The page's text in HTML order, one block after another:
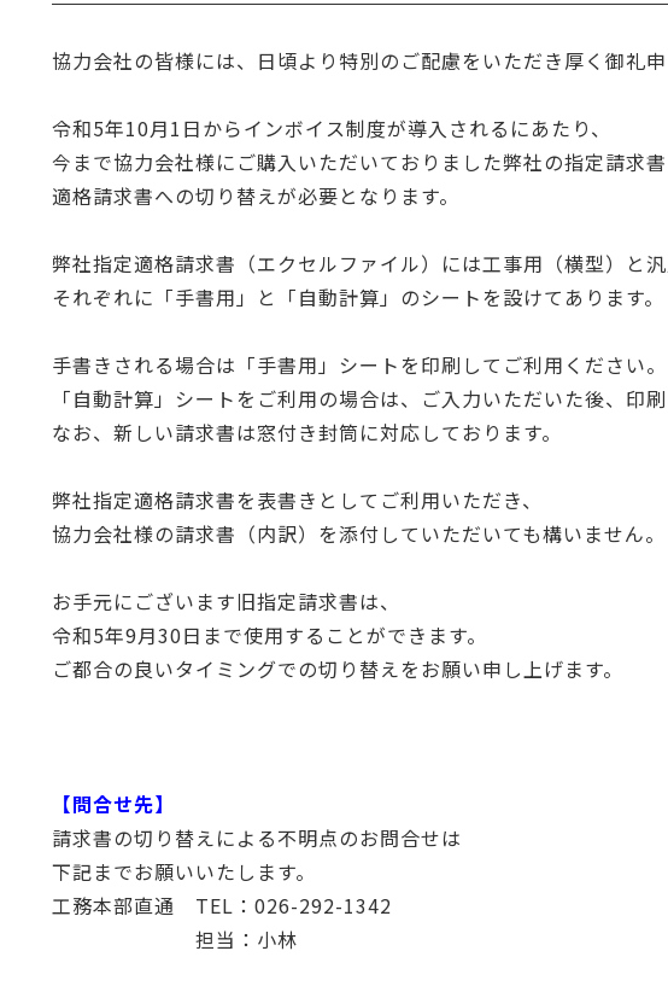
協力会社の皆様には、日頃より特別のご配慮をいただき厚く御礼
令和5年10月1 日からインボイス制度が導入されるにあたり、
今まで協力会社様にご購入いただいておりました弊社の指定請求
適格請求書への切り替えが必要となります。
弊社指定適格請求書（エクセルファイル）には工事用（横型）と
それぞれに「手書用」と「自動計算」のシートを設けてあります。
手書きされる場合は「手書用」シートを印刷してご利用ください。
「自動計算」シートをご利用の場合は、ご入力いただいた後、印
なお、新しい請求書は窓付き封筒に対応しております。
弊社指定適格請求書を表書きとしてご利用いただき、
協力会社様の請求書（内訳）を添付していただいても構いません。
お手元にございます旧指定請求書は、
令和5年9月30日まで使用することができます。
ご都合の良いタイミングでの切り替えをお願い申し上げます。
【問合せ先】
請求書の切り替えによる不明点のお問合せは
下記までお願いいたします。
工務本部直通 TEL：026-292-1342
担当：小林